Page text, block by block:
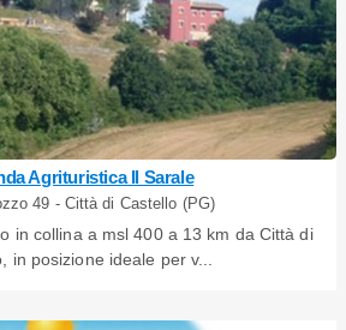
Agrituristica Il Sarale
49 - Città di Castello (PG)
in collina a msl 400 a 13 km da Città di
in posizione ideale per v...